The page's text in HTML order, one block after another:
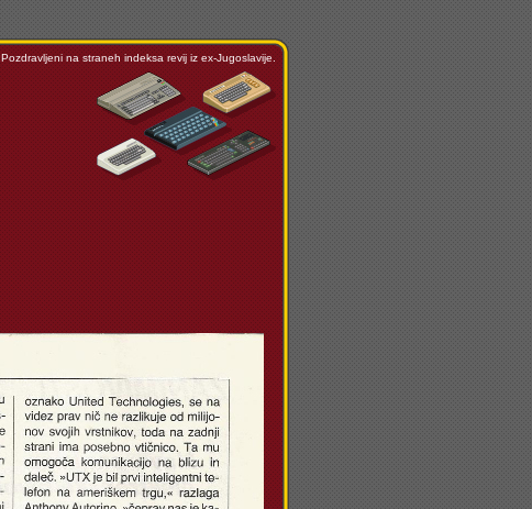
Pozdravljeni na straneh indeksa revij iz ex-Jugoslavije.